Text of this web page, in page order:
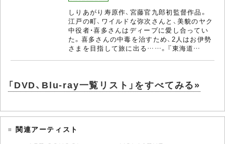
しりあがり寿原作、宮藤官九郎初監督作品。
江戸の町、ワイルドな弥次さんと、美貌のヤク
中役者・喜多さんはディープに愛し合ってい
た。喜多さんの中毒を治すため、2人はお伊勢
さまを目指して旅に出る……。『東海道…
「DVD、Blu-ray一覧リスト」をすべてみる»
関連アーティスト